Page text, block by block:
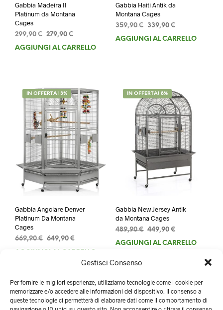
Gestisci Consenso
Per fornire le migliori esperienze, utilizziamo tecnologie come i cookie per
memorizzare e/o accedere alle informazioni del dispositivo. Il consenso a
queste tecnologie ci permetterà di elaborare dati come il comportamento di
Gabbia Madeira II
Platinum da Montana
Cages
299,90€ Il
prezzo
279,90 €
prezzo
AGGIUNGI AL CARRELLO
Gabbia Haiti Antik da
Montana Cages
359,90€ Il
prezzo
339,90 €Il
prezzo
AGGIUNGI AL CARRELLO
IN OFFERTA! 3%
Gabbia Angolare Denver
Platinum Da Montana
Cages
669,90€ Il
prezzo
649,90 €
prezzo
IN OFFERTA! 8%
Gabbia New Jersey Antik
da Montana Cages
489,90€ Il
prezzo
449,90 €Il
prezzo
449,90 €.
AGGIUNGI AL CARRELLO